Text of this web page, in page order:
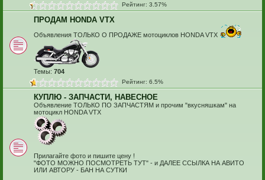
Рейтинг: 3.57%
ПРОДАМ HONDA VTX
Объявления ТОЛЬКО О ПРОДАЖЕ мотоциклов HONDA VTX
Темы: 704
Рейтинг: 6.5%
КУПЛЮ - ЗАПЧАСТИ, НАВЕСНОЕ
Объявление ТОЛЬКО ПО ЗАПЧАСТЯМ и прочим "вкусняшкам" на
мотоцикл HONDA VTX
Прилагайте фото и пишите цену !
"ФОТО МОЖНО ПОСМОТРЕТЬ ТУТ" - и ДАЛЕЕ ССЫЛКА НА АВИТО
ИЛИ АВТОРУ - БАН НА СУТКИ